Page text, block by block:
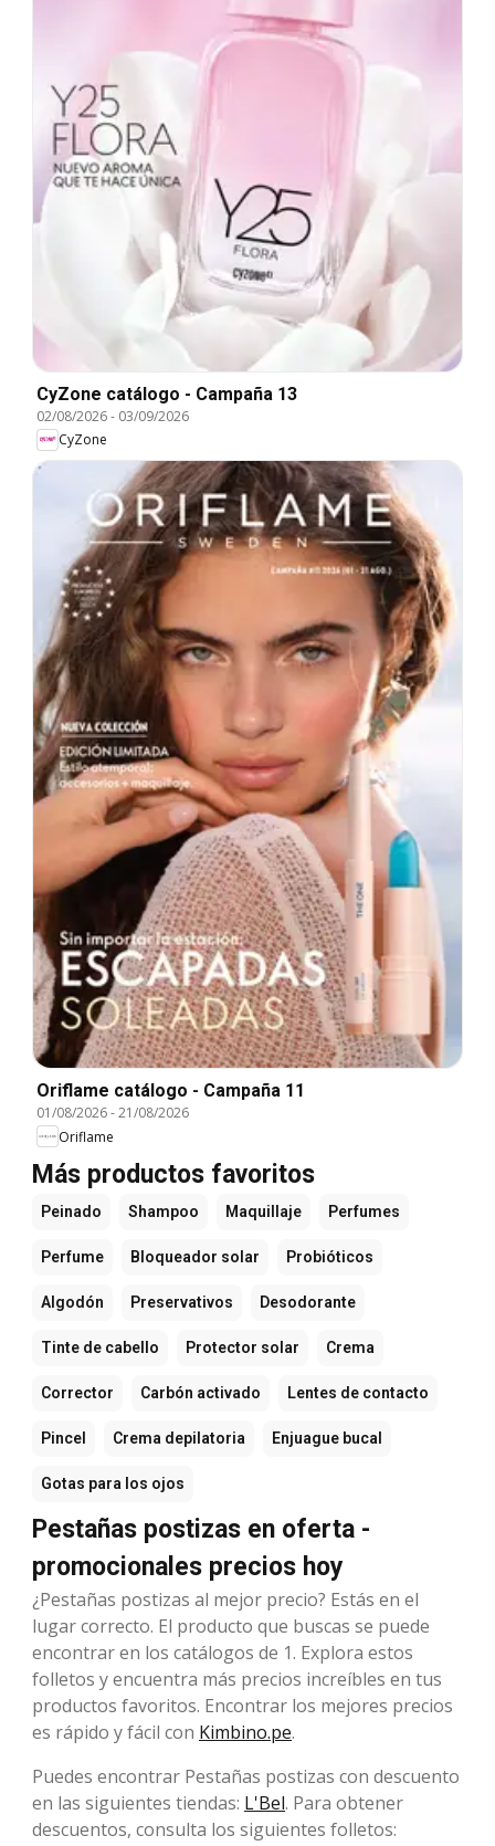
CyZone catálogo - Campaña 13
02/08/2026- 03/09/2026
CyZone
Oriflame catálogo - Campaña 11
01/08/2026-21/08/2026
Oriflame
Más productos favoritos
Peinado Shampoo Maquillaje Perfumes
Perfume Bloqueador solar Probióticos
Algodón Preservativos Desodorante
Tinte de cabello Protector solar Crema
Corrector Carbón activado Lentes de contacto
Pincel Crema depilatoria Enjuague bucal
Gotas para los ojos
Pestañas postizas en oferta -
promocionales precios hoy
¿Pestañas postizas al mejor precio? Estás en el
lugar correcto. El producto que buscas se puede
encontrar en los catálogos de 1. Explora estos
folletos y encuentra más precios increíbles en tus
productos favoritos. Encontrar los mejores precios
es rápido y fácil con Kimbino.pe.
Puedes encontrar Pestañas postizas con descuento
en las siguientes tiendas: L'Bel. Para obtener
descuentos, consulta los siguientes folletos: